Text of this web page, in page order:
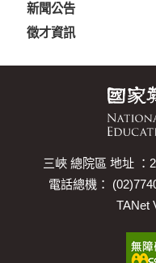
新聞公告
徵才資訊
三峽 總院區 地址 ：
電話總機：
TANet